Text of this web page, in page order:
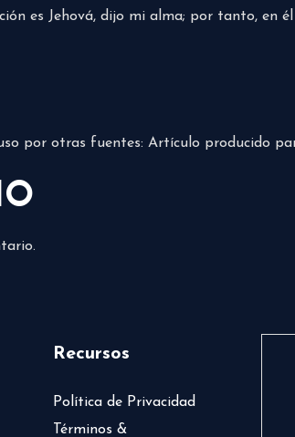
es Jehová, dijo mi alma; por tanto, en él
por otras fuentes: Artículo producido
Recursos
Política de Privacidad
Términos &